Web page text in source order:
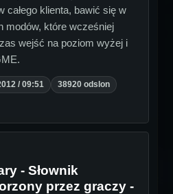
całego klienta, bawić się w
modów, które wcześniej
wejść na poziom wyżej i
/ 09:51
38920 odslon
- Słownik
przez graczy -